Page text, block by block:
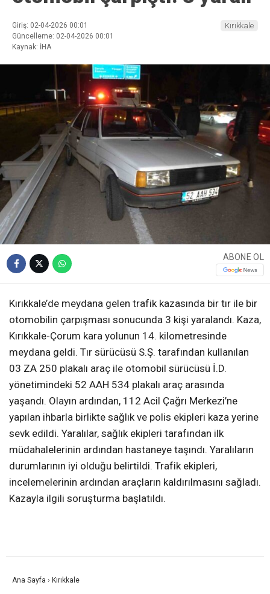
Giriş: 02-04-2026 00:01
Güncelleme: 02-04-2026 00:01
Kaynak: İHA
Kırıkkale
ABONE OL
Kırıkkale’de meydana gelen trafik kazasında bir tır ile bir
otomobilin çarpışması sonucunda 3 kişi yaralandı. Kaza,
Kırıkkale-Çorum kara yolunun 14. kilometresinde
meydana geldi. Tır sürücüsü S.Ş. tarafından kullanılan
03 ZA 250 plakalı araç ile otomobil sürücüsü İ.D.
yönetimindeki 52 AAH 534 plakalı araç arasında
yaşandı. Olayın ardından, 112 Acil Çağrı Merkezi’ne
yapılan ihbarla birlikte sağlık ve polis ekipleri kaza yerine
sevk edildi. Yaralılar, sağlık ekipleri tarafından ilk
müdahalelerinin ardından hastaneye taşındı. Yaralıların
durumlarının iyi olduğu belirtildi. Trafik ekipleri,
incelemelerinin ardından araçların kaldırılmasını sağladı.
Kazayla ilgili soruşturma başlatıldı.
Ana Sayfa › Kırıkkale